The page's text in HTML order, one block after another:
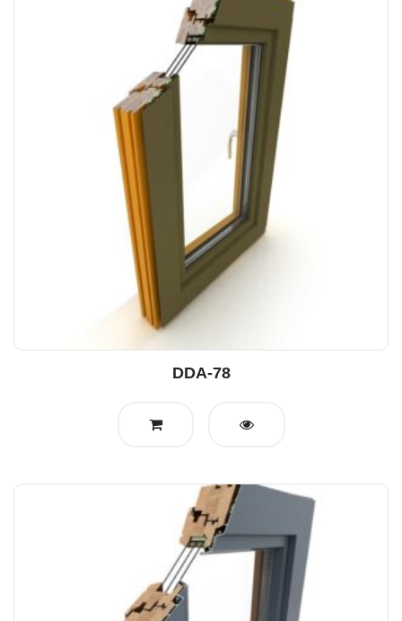
DDA-78